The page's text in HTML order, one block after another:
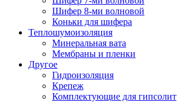
Шифер 8-ми волновой
Коньки для шифера
Теплошумоизоляция
Минеральная вата
Мембраны и пленки
Другое
Гидроизоляция
Крепеж
Комплектующие для гипсолит